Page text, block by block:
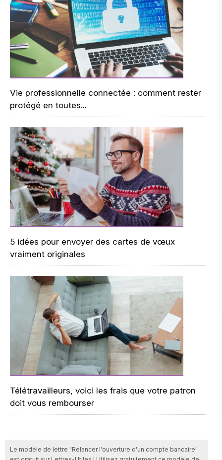
Vie professionnelle connectée : comment rester
protégé en toutes...
5 idées pour envoyer des cartes de vœux
vraiment originales
Télétravailleurs, voici les frais que votre patron
doit vous rembourser
Le modèle de lettre "Relancer l'ouverture d'un compte bancaire"